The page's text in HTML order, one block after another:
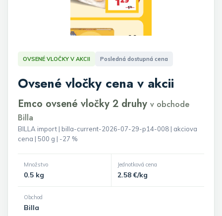
OVSENÉ VLOČKY V AKCII Posledná dostupná cena
Ovsené vločky cena v akcii
Emco ovsené vločky 2 druhy v obchode
Billa
BILLA import | billa-current-2026-07-29-p14-008 | akciova
cena | 500 g | -27 %
Množstvo
0.5 kg
Jednotková cena
2.58 €/kg
Obchod
Billa